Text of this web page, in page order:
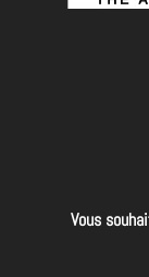
Vous